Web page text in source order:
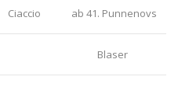
Ciaccio ab 41. Punnenovs
Blaser